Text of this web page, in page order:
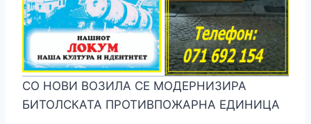
СО НОВИ ВОЗИЛА СЕ МОДЕРНИЗИРА
БИТОЛСКАТА ПРОТИВПОЖАРНА ЕДИНИЦА